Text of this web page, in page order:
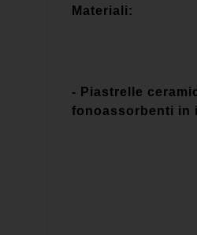
Materiali:
- Piastrelle
fonoassorbenti in